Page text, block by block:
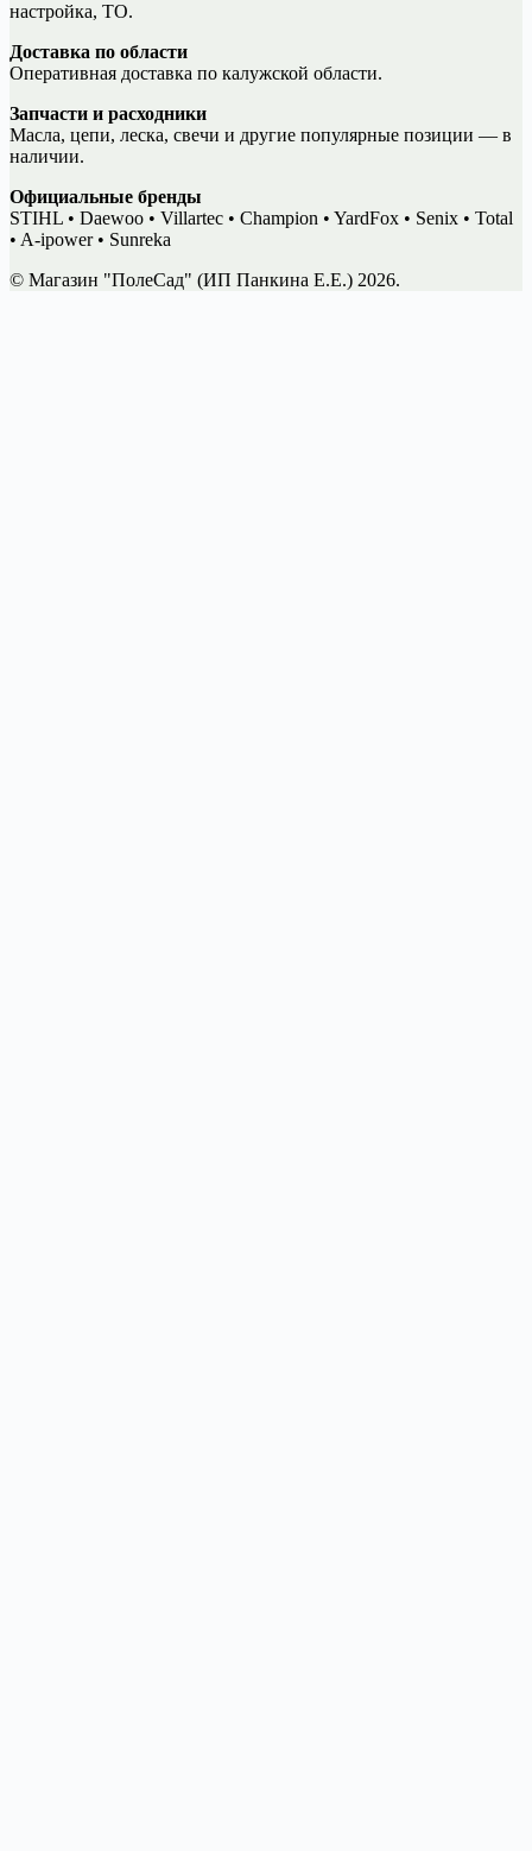
настройка, ТО.
Доставка по области
Оперативная доставка по калужской области.
Запчасти и расходники
Масла, цепи, леска, свечи и другие популярные позиции — в
наличии.
Официальные бренды
STIHL • Daewoo • Villartec • Champion • YardFox • Senix • Total
• A-ipower • Sunreka
© Магазин "ПолеСад" (ИП Панкина Е.Е.) 2026.